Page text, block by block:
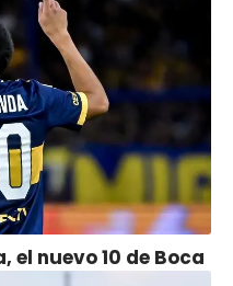
el nuevo 10 de Boca